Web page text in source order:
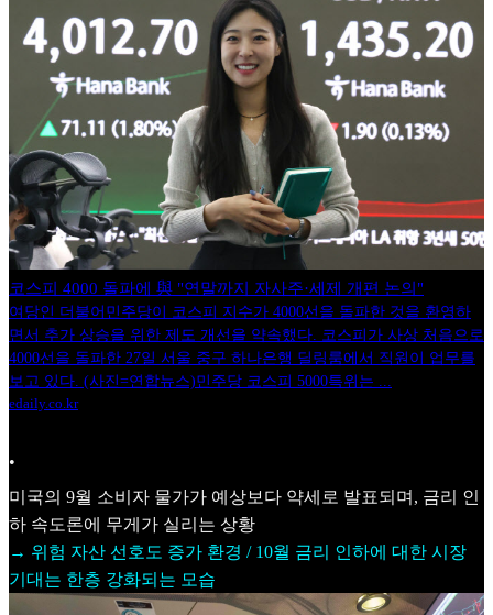
코스피 4000 돌파에 與 "연말까지 자사주·세제 개편 논의"
여당인 더불어민주당이 코스피 지수가 4000선을 돌파한 것을 환영하
면서 추가 상승을 위한 제도 개선을 약속했다. 코스피가 사상 처음으로
4000선을 돌파한 27일 서울 중구 하나은행 딜링룸에서 직원이 업무를
보고 있다. (사진=연합뉴스)민주당 코스피 5000특위는 ...
edaily.co.kr
•
미국의 9월 소비자 물가가 예상보다 약세로 발표되며, 금리 인
하 속도론에 무게가 실리는 상황
→ 위험 자산 선호도 증가 환경 / 10월 금리 인하에 대한 시장
기대는 한층 강화되는 모습